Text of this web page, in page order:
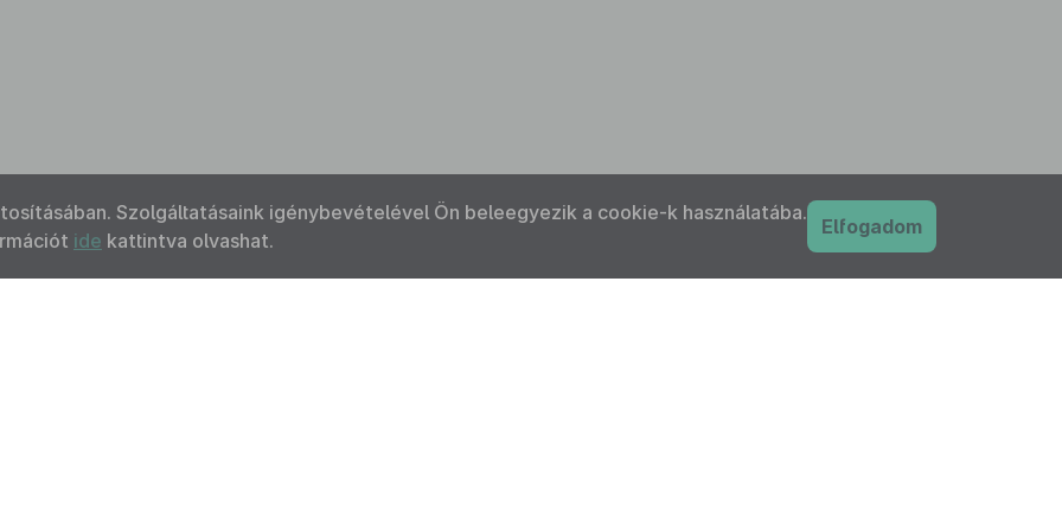
Szolgáltatásaink igénybevételével Ön beleegyezik a cookie-k használatába.
ide kattintva olvashat.
Elfogadom